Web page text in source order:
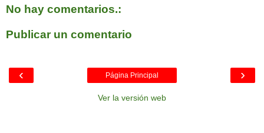
No hay comentarios.:
Publicar un comentario
‹ ›
Página Principal
Ver la versión web